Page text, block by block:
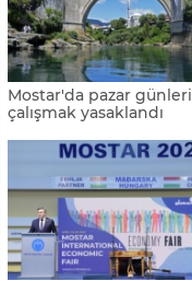
Mostar'da pazar günleri
çalışmak yasaklandı